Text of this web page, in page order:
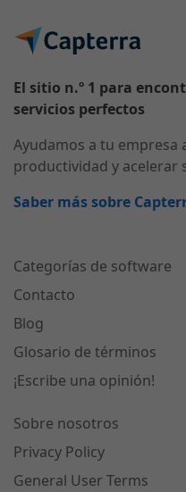
El sitio n.º 1 para
servicios perfectos
Ayudamos a tu
productividad y acelerar
Saber más sobre
Categorías de software
Contacto
Blog
Glosario de términos
¡Escribe una opinión!
Sobre nosotros
Privacy Policy
General User Terms